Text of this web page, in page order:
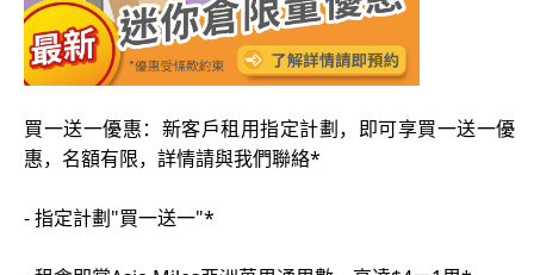
買一送一優惠：新客戶租用指定計劃，即可享買一送一優
惠，名額有限，詳情請與我們聯絡*
- 指定計劃"買一送一"*